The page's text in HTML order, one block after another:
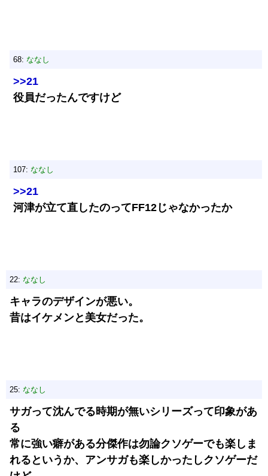
68: ななし
>>21
役員だったんですけど
107: ななし
>>21
河津が立て直したのってFF12じゃなかったか
22: ななし
キャラのデザインが悪い。
昔はイケメンと美女だった。
25: ななし
サガって沈んでる時期が無いシリーズって印象があ
る
常に強い癖がある分傑作は勿論クソゲーでも楽しま
れるというか、アンサガも楽しかったしクソゲーだ